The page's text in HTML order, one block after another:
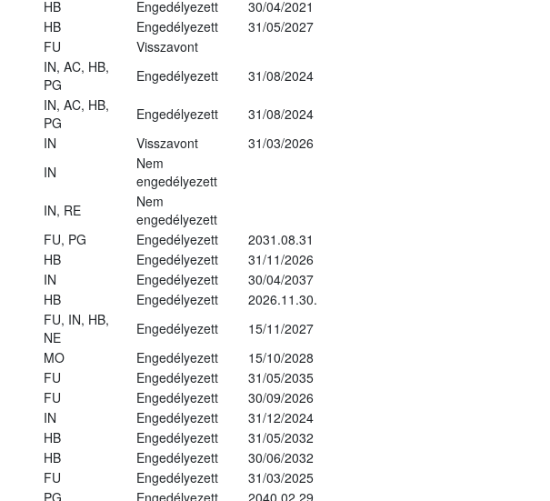
HB Engedélyezett
30/04/2021
HB Engedélyezett
31/05/2027
FU
Visszavont
IN, AC, HB,
PG
Engedélyezett 31/08/2024
IN, AC, HB,
PG
Engedélyezett
31/08/2024
IN Visszavont
31/03/2026
IN
Nem
engedélyezett
IN, RE
Nem
engedélyezett
FU, PG Engedélyezett
2031.08.31
HB Engedélyezett
31/11/2026
IN Engedélyezett
30/04/2037
HB Engedélyezett
2026.11.30.
FU, IN, HB,
NE
Engedélyezett
15/11/2027
MO Engedélyezett
15/10/2028
FU Engedélyezett
31/05/2035
FU Engedélyezett
30/09/2026
IN Engedélyezett
31/12/2024
HB Engedélyezett
31/05/2032
HB Engedélyezett
30/06/2032
FU Engedélyezett
31/03/2025
PG Engedélyezett
2040.02.29